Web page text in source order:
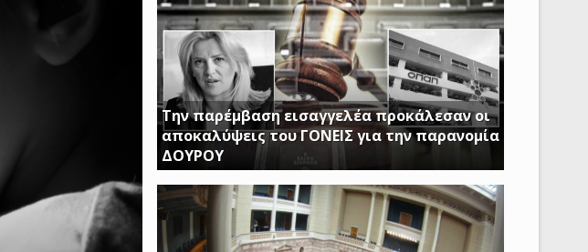
Την παρέμβαση εισαγγελέα προκάλεσαν οι
αποκαλύψεις του ΓΟΝΕΙΣ για την παρανομία
ΔΟΥΡΟΥ
ΤΗΝ ΩΡΑ ΠΟΥ ΚΤΙΡΙΑ ΤΟΥ ΔΗΜΟΣΙΟΥ ΠΑΡΑΜΕΝΟΥΝ
ΚΛΕΙΣΤΑ Η ΔΟΥΡΟΥ ΔΙΝΕΙ 20 ΕΚΚΑΤΟΜΥΡΙΑ ΓΙΑ ΑΓΟΡΑ